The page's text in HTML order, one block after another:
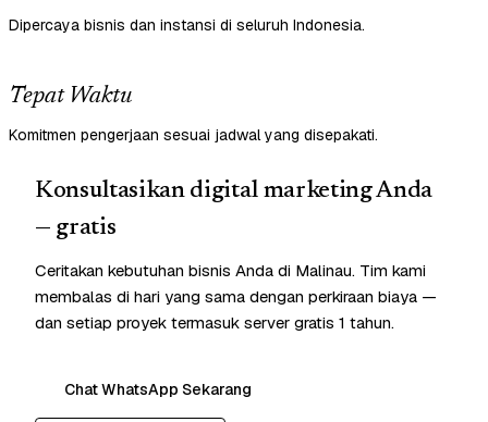
Dipercaya bisnis dan instansi di seluruh Indonesia.
Tepat Waktu
Komitmen pengerjaan sesuai jadwal yang disepakati.
Konsultasikan digital marketing Anda
— gratis
Ceritakan kebutuhan bisnis Anda di Malinau. Tim kami
membalas di hari yang sama dengan perkiraan biaya —
dan setiap proyek termasuk server gratis 1 tahun.
Chat WhatsApp Sekarang